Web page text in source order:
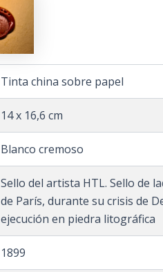
Tinta china sobre papel
14 x 16,6 cm
Blanco cremoso
Sello del artista HTL. Sello de
de París, durante su crisis de
ejecución en piedra litográfica
1899